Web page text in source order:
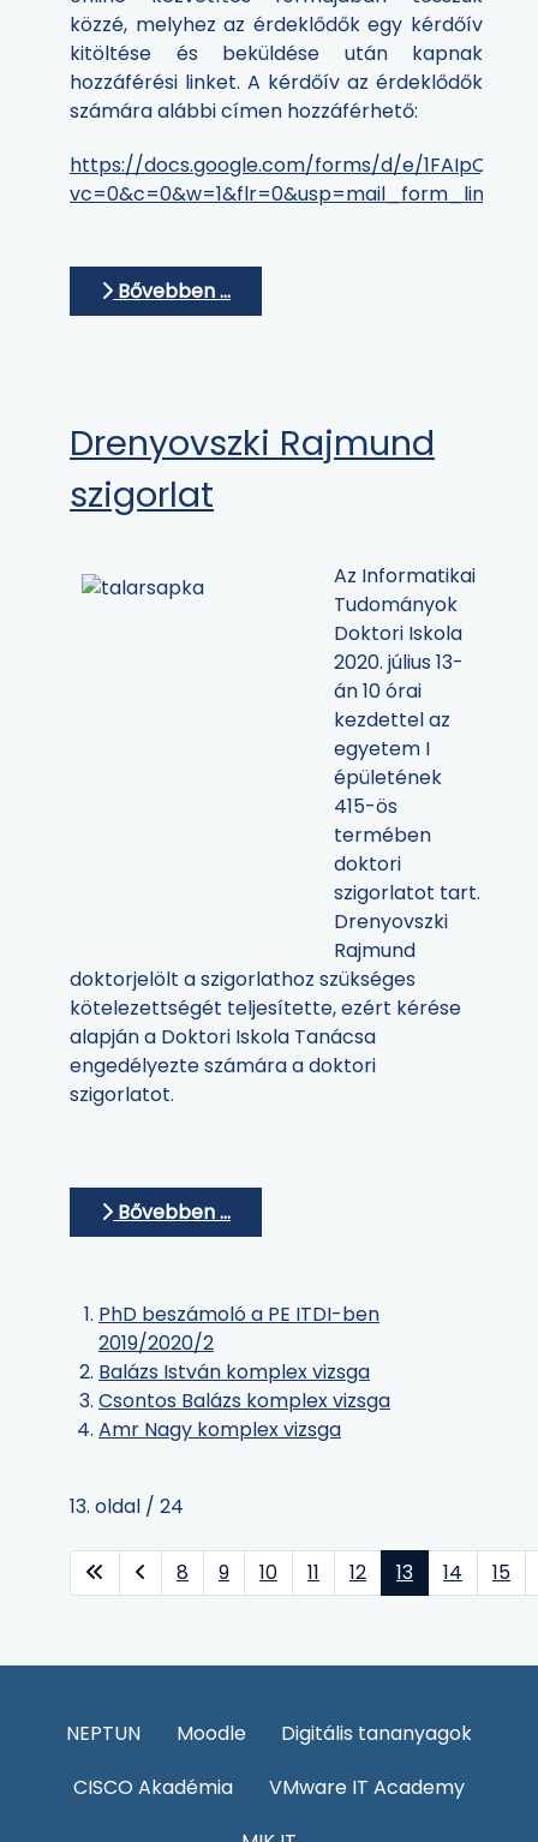
közzé, melyhez az érdeklődők egy kérdőív
kitöltése és beküldése után kapnak
hozzáférési linket. A kérdőív az érdeklődők
számára alábbi címen hozzáférhető:
https://docs.google.com/forms/d/e/
vc=0&c=0&w=1&flr=0&usp=mail_form_link
Bővebben …
Drenyovszki Rajmund
szigorlat
Az Informatikai
Tudományok
Doktori Iskola
2020. július 13-
án 10 órai
kezdettel az
egyetem I
épületének
415-ös
termében
doktori
szigorlatot tart.
Drenyovszki
Rajmund
doktorjelölt a szigorlathoz szükséges
kötelezettségét teljesítette, ezért kérése
alapján a Doktori Iskola Tanácsa
engedélyezte számára a doktori
szigorlatot.
Bővebben …
PhD beszámoló a PE ITDI-ben
2019/2020/2
Balázs István komplex vizsga
Csontos Balázs komplex vizsga
Amr Nagy komplex vizsga
13. oldal / 24
8 9 10 11 12 13 14 15
NEPTUN Moodle
Digitális tananyagok
CISCO Akadémia
VMware IT Academy